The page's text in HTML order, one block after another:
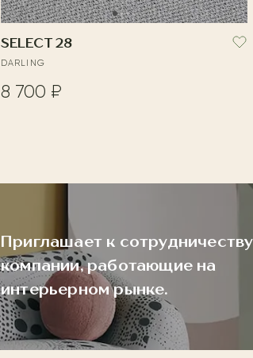
SELECT 28
DARLING
8 700 ₽
Приглашает к сотрудничеству
компании, работающие на
интерьерном рынке.